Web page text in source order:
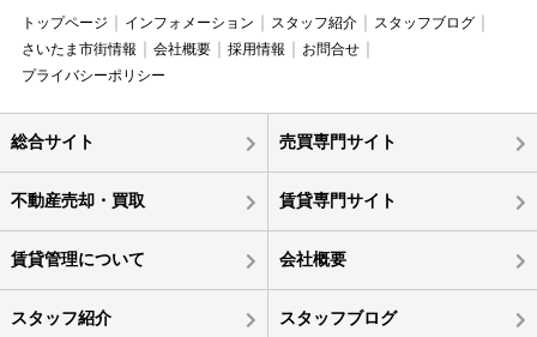
トップページ インフォメーション スタッフ紹介
スタッフブログ
さいたま市街情報
会社概要 採用情報
お問合せ
プライバシーポリシー
総合サイト 売買専門サイト
不動産売却・買取 賃貸専門サイト
賃貸管理について 会社概要
スタッフ紹介 スタッフブログ